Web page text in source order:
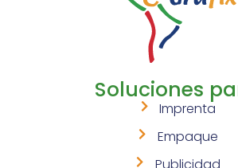
Soluciones
Imprenta
Empaque